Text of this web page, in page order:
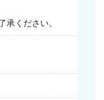
ください。